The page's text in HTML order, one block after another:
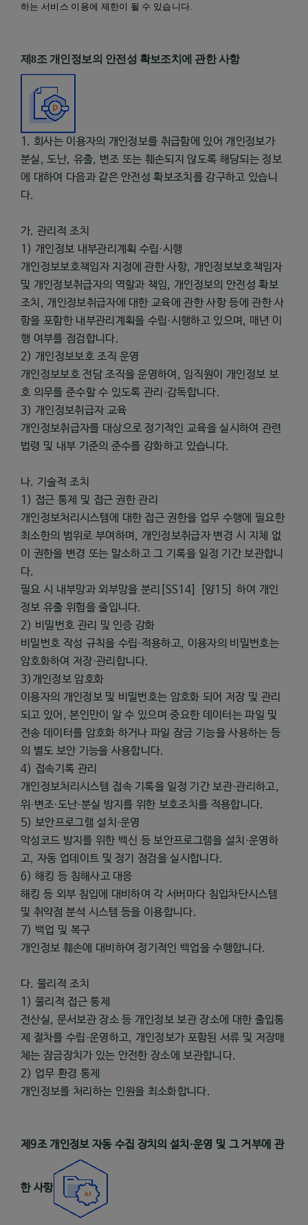
하는 서비스 이용에 제한이 될 수 있습니다
제8조 개인정보의 안전성 확보조치에 관한 사항
1. 회사는 이용자의 개인정보를 취급함에 있어 개인정보가
분실, 도난, 유출, 변조 또는 훼손되지 않도록 해당되는 정보
에 대하여 다음과 같은 안전성 확보조치를 강구하고 있습니
다.
가. 관리적 조치
1) 개인정보 내부관리계획 수립·시행
개인정보보호책임자 지정에 관한 사항, 개인정보보호책임자
및 개인정보취급자의 역할과 책임, 개인정보의 안전성 확보
조치, 개인정보취급자에 대한 교육에 관한 사항 등에 관한 사
항을 포함한 내부관리계획을 수립·시행하고 있으며, 매년 이
행 여부를 점검합니다.
2) 개인정보보호 조직 운영
개인정보보호 전담 조직을 운영하여, 임직원이 개인정보 보
호 의무를 준수할 수 있도록 관리·감독합니다.
3) 개인정보취급자 교육
개인정보취급자를 대상으로 정기적인 교육을 실시하여 관련
법령 및 내부 기준의 준수를 강화하고 있습니다.
나. 기술적 조치
1) 접근 통제 및 접근 권한 관리
개인정보처리시스템에 대한 접근 권한을 업무 수행에 필요한
최소한의 범위로 부여하며, 개인정보취급자 변경 시 지체 없
이 권한을 변경 또는 말소하고 그 기록을 일정 기간 보관합니
다.
필요 시 내부망과 외부망을 분리[SS14] [양15] 하여 개인
정보 유출 위험을 줄입니다.
2) 비밀번호 관리 및 인증 강화
비밀번호 작성 규칙을 수립·적용하고, 이용자의 비밀번호는
암호화하여 저장·관리합니다.
3)개인정보 암호화
이용자의 개인정보 및 비밀번호는 암호화 되어 저장 및 관리
되고 있어, 본인만이 알 수 있으며 중요한 데이터는 파일 및
전송 데이터를 암호화 하거나 파일 잠금 기능을 사용하는 등
의 별도 보안 기능을 사용합니다.
4) 접속기록 관리
개인정보처리시스템 접속 기록을 일정 기간 보관·관리하고,
위·변조·도난·분실 방지를 위한 보호조치를 적용합니다.
5) 보안프로그램 설치·운영
악성코드 방지를 위한 백신 등 보안프로그램을 설치·운영하
고, 자동 업데이트 및 정기 점검을 실시합니다.
6) 해킹 등 침해사고 대응
해킹 등 외부 침입에 대비하여 각 서버마다 침입차단시스템
및 취약점 분석 시스템 등을 이용합니다.
7) 백업 및 복구
개인정보 훼손에 대비하여 정기적인 백업을 수행합니다.
다. 물리적 조치
1) 물리적 접근 통제
전산실, 문서보관 장소 등 개인정보 보관 장소에 대한 출입통
제 절차를 수립·운영하고, 개인정보가 포함된 서류 및 저장매
체는 잠금장치가 있는 안전한 장소에 보관합니다.
2) 업무 환경 통제
개인정보를 처리하는 인원을 최소화합니다.
제9조 개인정보 자동 수집 장치의 설치 ·운영 및 그 거부에 관
한 사항